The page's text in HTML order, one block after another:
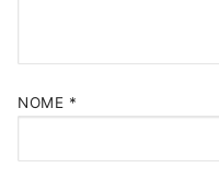
NOME *